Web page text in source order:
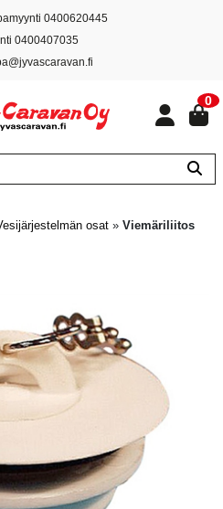
0400620445
0400407035
0
osat » Viemäriliitos